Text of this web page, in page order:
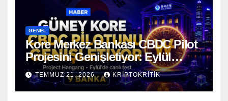
GENEL
Kore Merkez Bankası CBDC Pilot
Projesini Genişletiyor: Eylül
Ayında Gerçek Transferler
Başlıyor
TEMMUZ 21, 2026 KRIPTOKRITIK